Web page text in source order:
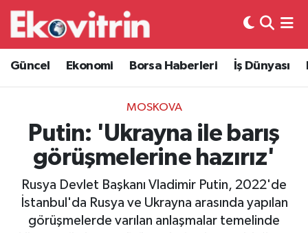
Güncel Ekonomi Borsa Haberleri İş Dünyası
MOSKOVA
Putin: 'Ukrayna ile barış
görüşmelerine hazırız'
Rusya Devlet Başkanı Vladimir Putin, 2022'de
İstanbul'da Rusya ve Ukrayna arasında yapılan
görüşmelerde varılan anlaşmalar temelinde
Güncel
Ekonomi
Borsa Haberleri
İş Dünyası
Lojistik
Otovitrin
Hava Durumu
Trafik Durumu
Süper Lig Puan Durumu ve Fikstür
Tüm Manşetler
Son Dakika Haberleri
Haber Arşivi